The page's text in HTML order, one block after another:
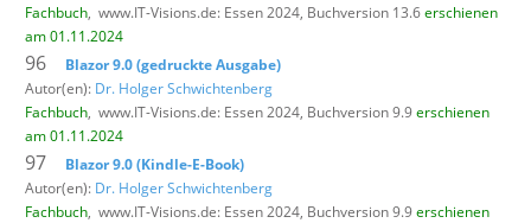
Fachbuch, www.IT-Visions.de: Essen 2024, Buchversion 13.6erschienen
am 01.11.2024
96
Blazor 9.0 (gedruckte Ausgabe)
Autor(en): Dr. Holger Schwichtenberg
Fachbuch, www.IT-Visions.de: Essen 2024, Buchversion 9.9erschienen
am 01.11.2024
97
Blazor 9.0 (Kindle-E-Book)
Autor(en): Dr. Holger Schwichtenberg
Fachbuch, www.IT-Visions.de: Essen 2024, Buchversion 9.9erschienen